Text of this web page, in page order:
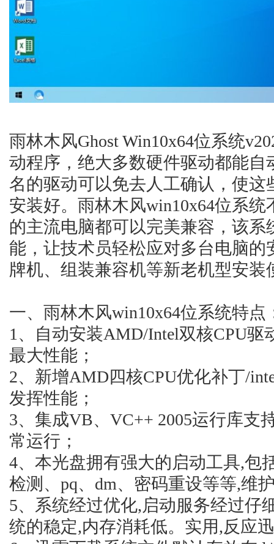
雨林木风Ghost Win10x64位系统
动程序，绝大多数硬件驱动都能
名的驱动可以免去人工确认，使
安装好。雨林木风win10x64位系
的主流电脑都可以完美兼容，该
能，让技术员轻松应对多台电脑
牌机、组装兼容机等新老机型安装
一、雨林木风win10x64位系统特点
1、自动安装AMD/Intel双核CPU
最大性能；
2、新增AMD四核CPU优化补丁/
发挥性能；
3、集成VB、VC++ 2005运行库支
常运行；
4、本光盘拥有强大的启动工具,包
检测、pq、dm、密码重设等等,维
5、系统经过优化,启动服务经过仔
统的稳定,内存消耗低。实用,反应